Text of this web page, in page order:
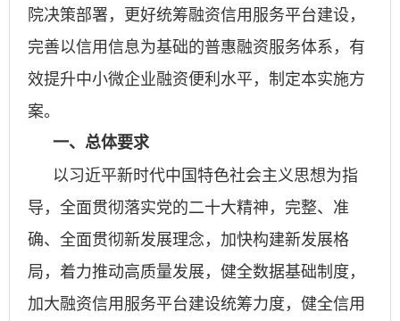
院决策部署，更好统筹融资信用服务平台建设，
完善以信用信息为基础的普惠融资服务体系，有
效提升中小微企业融资便利水平，制定本实施方
案。
一、总体要求
以习近平新时代中国特色社会主义思想为指
导，全面贯彻落实党的二十大精神，完整、准
确、全面贯彻新发展理念，加快构建新发展格
局，着力推动高质量发展，健全数据基础制度，
加大融资信用服务平台建设统筹力度，健全信用